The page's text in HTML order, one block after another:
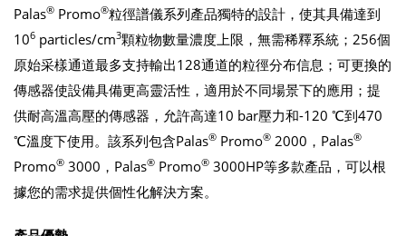
Palas® Promo®粒徑譜儀系列產品獨特的設計，使其具備達到
106 particles/cm3顆粒物數量濃度上限，無需稀釋系統；256個
原始采樣通道最多支持輸出128通道的粒徑分布信息；可更換的
傳感器使設備具備更高靈活性，適用於不同場景下的應用；提
供耐高溫高壓的傳感器，允許高達10 bar壓力和-120 ℃到470
℃溫度下使用。該系列包含Palas® Promo® 2000，Palas®
Promo® 3000，Palas® Promo® 3000HP等多款產品，可以根
據您的需求提供個性化解決方案。